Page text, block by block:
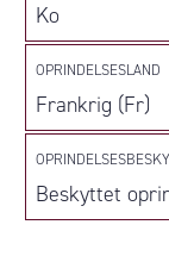
Ko
OPRINDELSESLAND
Frankrig (Fr)
Beskyttet